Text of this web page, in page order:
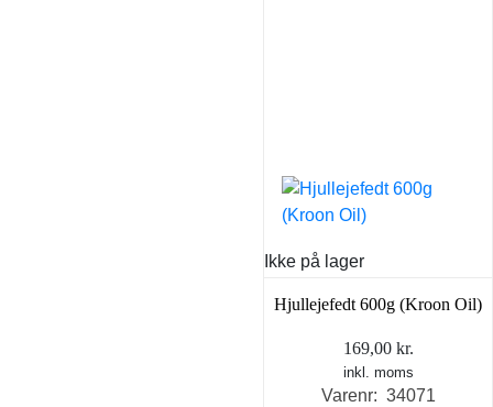
Ikke på lager
Hjullejefedt 600g (Kroon Oil)
169,00 kr.
inkl. moms
Varenr: 34071